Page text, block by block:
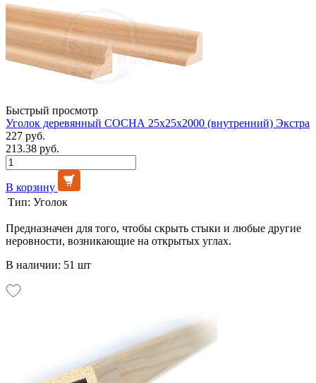
Быстрый просмотр
Уголок деревянный СОСНА 25х25х2000 (внутренний) Экстра
227 руб.
213.38 руб.
В корзину
Тип: Уголок
Предназначен для того, чтобы скрыть стыки и любые другие
неровности, возникающие на открытых углах.
В наличии: 51 шт